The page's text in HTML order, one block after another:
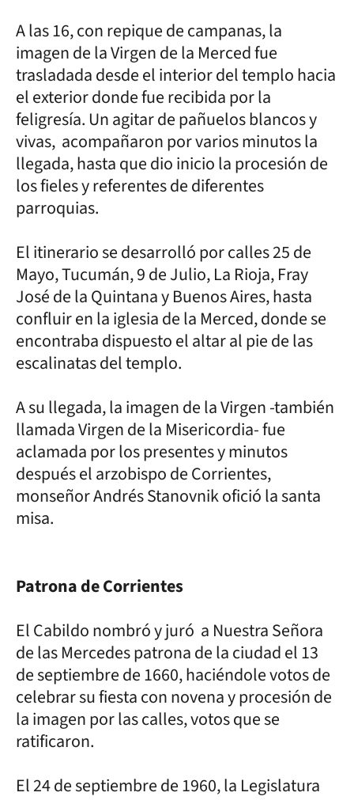
A las 16, con repique de campanas, la
imagen de la Virgen de la Merced fue
trasladada desde el interior del templo hacia
el exterior donde fue recibida por la
feligresía. Un agitar de pañuelos blancos y
vivas, acompañaron por varios minutos la
llegada, hasta que dio inicio la procesión de
los fieles y referentes de diferentes
parroquias.
El itinerario se desarrolló por calles 25 de
Mayo, Tucumán, 9 de Julio, La Rioja, Fray
José de la Quintana y Buenos Aires, hasta
confluir en la iglesia de la Merced, donde se
encontraba dispuesto el altar al pie de las
escalinatas del templo.
A su llegada, la imagen de la Virgen -también
llamada Virgen de la Misericordia- fue
aclamada por los presentes y minutos
después el arzobispo de Corrientes,
monseñor Andrés Stanovnik ofició la santa
misa.
Patrona de Corrientes
El Cabildo nombró y juró a Nuestra Señora
de las Mercedes patrona de la ciudad el 13
de septiembre de 1660, haciéndole votos de
celebrar su fiesta con novena y procesión de
la imagen por las calles, votos que se
ratificaron.
El 24 de septiembre de 1960, la Legislatura